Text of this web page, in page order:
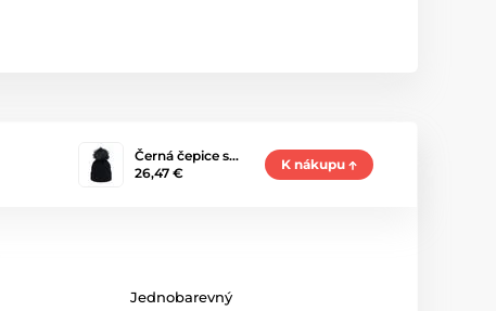
Černá čepice s…
26,47 €
K nákupu
Jednobarevný